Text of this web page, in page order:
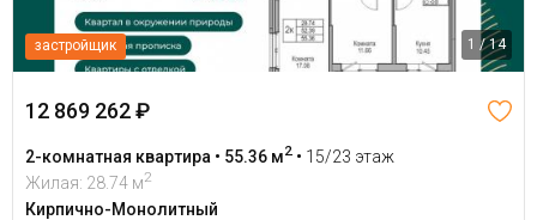
застройщик 1 / 14
12 869 262 ₽
2-комнатная квартира • 55.36 м2 • 15/23 этаж
Жилая: 28.74 м2
Кирпично-Монолитный